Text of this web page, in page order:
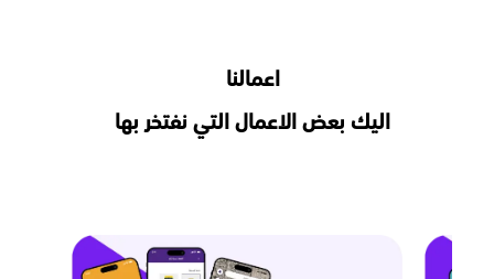
اعمالنا
اليك بعض الاعمال التي نفتخر بها